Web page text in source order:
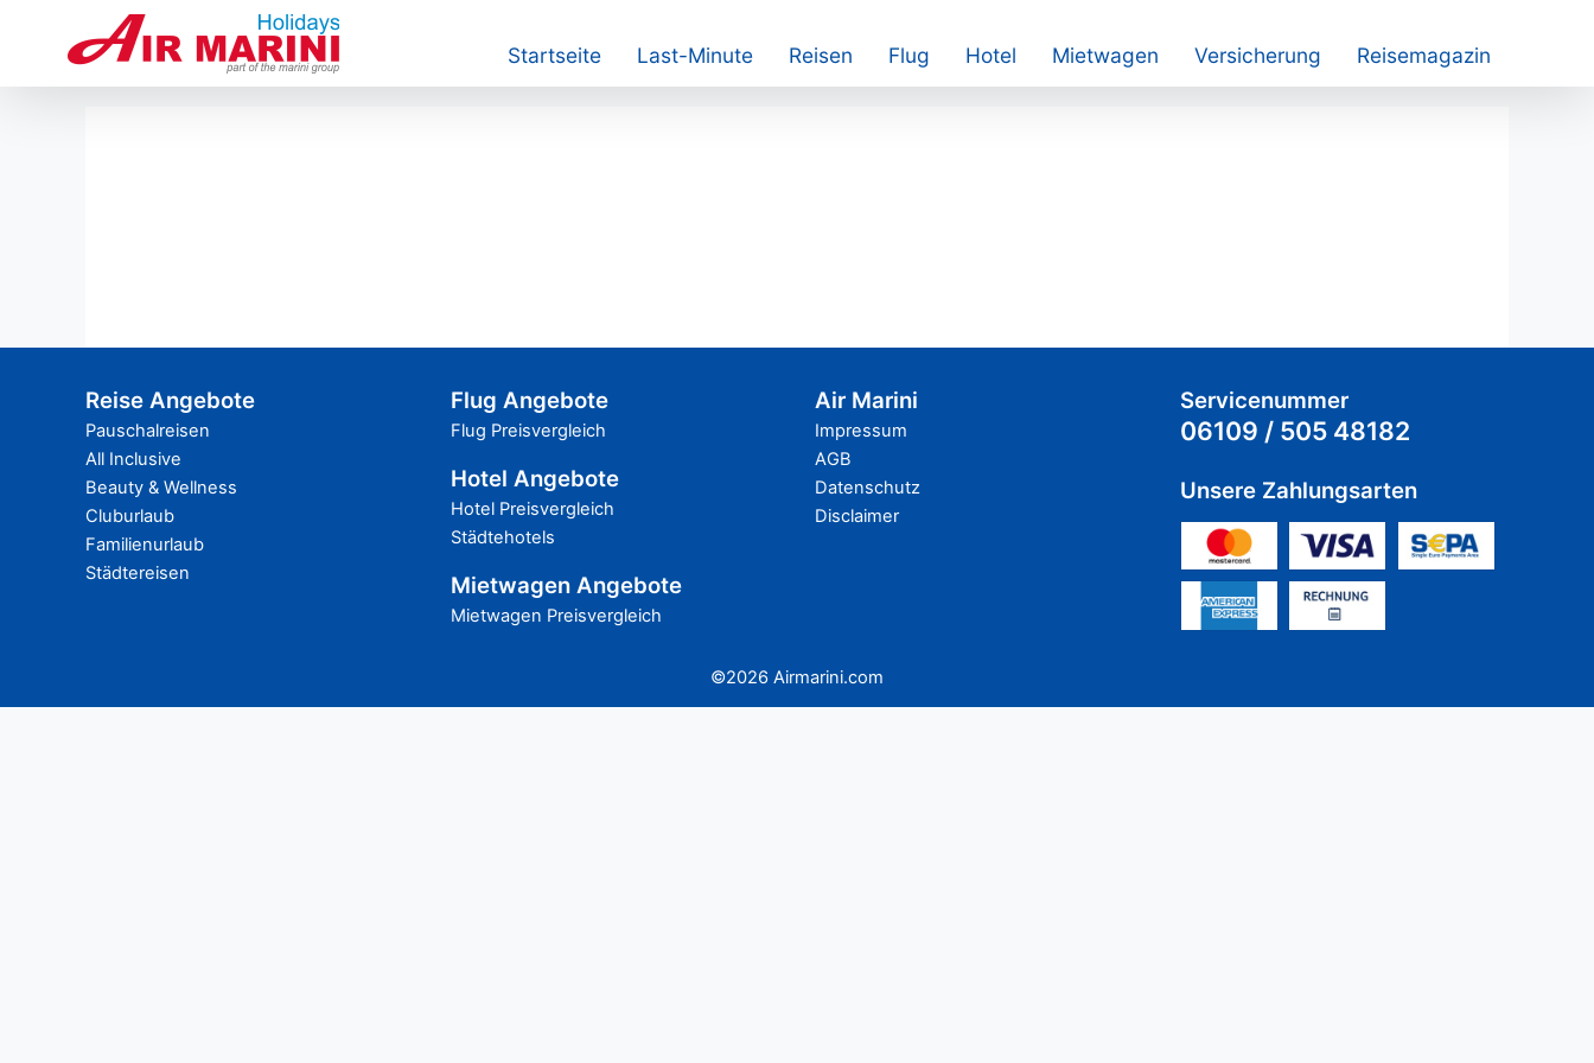
Startseite Last-Minute Reisen Flug Hotel Mietwagen Versicherung Reisemagazin
Reise Angebote
Pauschalreisen
All Inclusive
Beauty & Wellness
Cluburlaub
Familienurlaub
Städtereisen
Flug Angebote
Flug Preisvergleich
Hotel Angebote
Hotel Preisvergleich
Städtehotels
Mietwagen Angebote
Mietwagen Preisvergleich
Air Marini
Impressum
AGB
Datenschutz
Disclaimer
Servicenummer
06109 / 505 48182
Unsere Zahlungsarten
©2026 Airmarini.com